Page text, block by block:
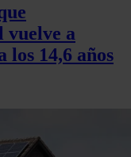
vuelve a
los 14,6 años